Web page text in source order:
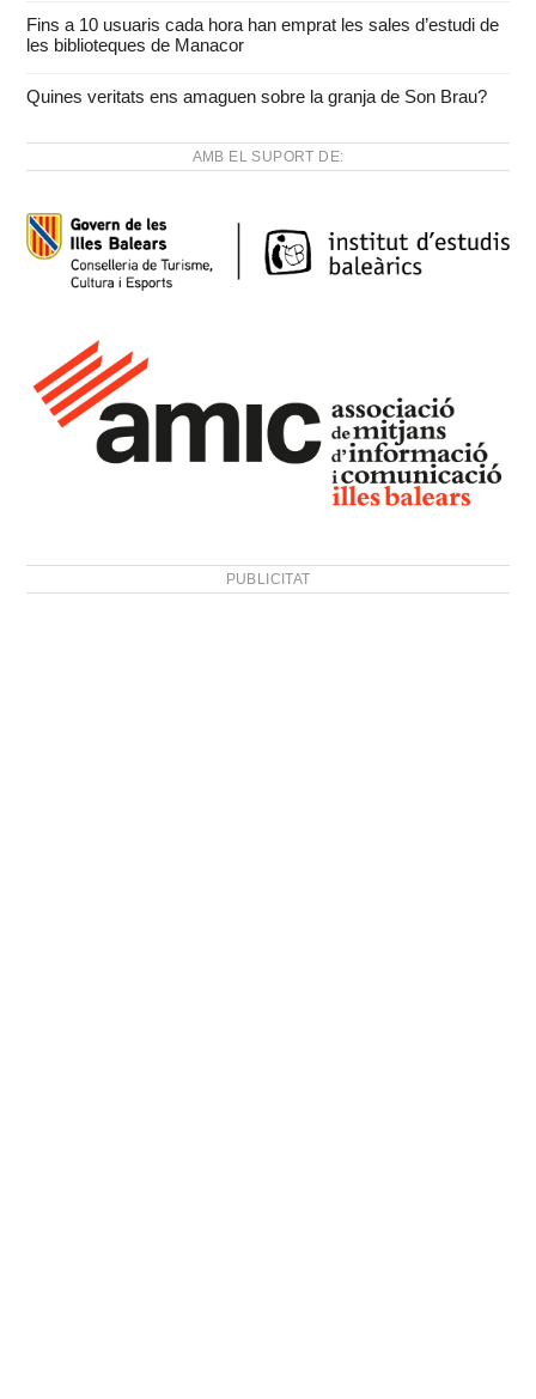
Fins a 10 usuaris cada hora han emprat les sales d’estudi de
les biblioteques de Manacor
Quines veritats ens amaguen sobre la granja de Son Brau?
AMB EL SUPORT DE:
PUBLICITAT